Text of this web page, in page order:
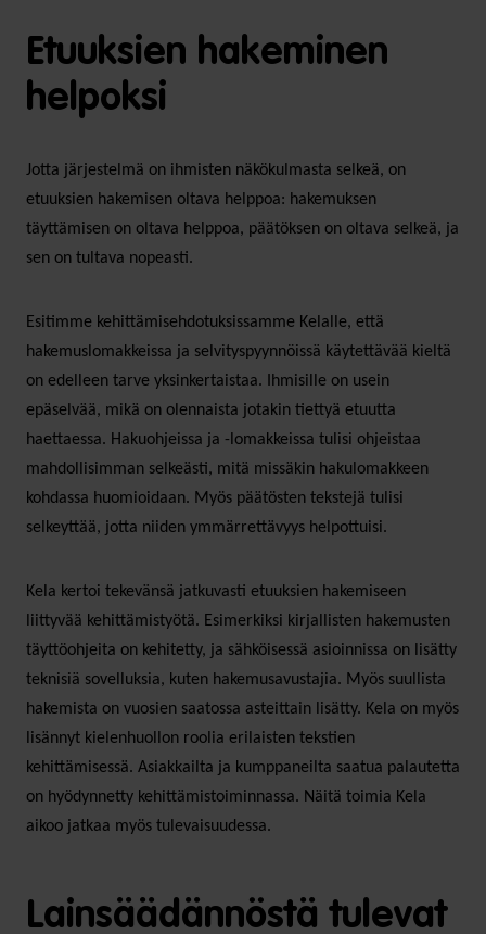
Etuuksien hakeminen
helpoksi
Jotta järjestelmä on ihmisten näkökulmasta selkeä, on
etuuksien hakemisen oltava helppoa: hakemuksen
täyttämisen on oltava helppoa, päätöksen on oltava selkeä, ja
sen on tultava nopeasti.
Esitimme kehittämisehdotuksissamme Kelalle, että
hakemuslomakkeissa ja selvityspyynnöissä käytettävää kieltä
on edelleen tarve yksinkertaistaa. Ihmisille on usein
epäselvää, mikä on olennaista jotakin tiettyä etuutta
haettaessa. Hakuohjeissa ja -lomakkeissa tulisi ohjeistaa
mahdollisimman selkeästi, mitä missäkin hakulomakkeen
kohdassa huomioidaan. Myös päätösten tekstejä tulisi
selkeyttää, jotta niiden ymmärrettävyys helpottuisi.
Kela kertoi tekevänsä jatkuvasti etuuksien hakemiseen
liittyvää kehittämistyötä. Esimerkiksi kirjallisten hakemusten
täyttöohjeita on kehitetty, ja sähköisessä asioinnissa on lisätty
teknisiä sovelluksia, kuten hakemusavustajia. Myös suullista
hakemista on vuosien saatossa asteittain lisätty. Kela on myös
lisännyt kielenhuollon roolia erilaisten tekstien
kehittämisessä. Asiakkailta ja kumppaneilta saatua palautetta
on hyödynnetty kehittämistoiminnassa. Näitä toimia Kela
aikoo jatkaa myös tulevaisuudessa.
Lainsäädännöstä tulevat